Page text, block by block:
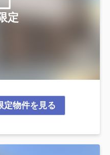
定
定物件を見る